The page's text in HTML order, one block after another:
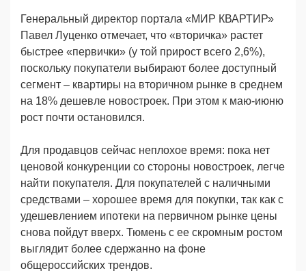
Генеральный директор портала «МИР КВАРТИР»
Павел Луценко отмечает, что «вторичка» растет
быстрее «первички» (у той прирост всего 2,6%),
поскольку покупатели выбирают более доступный
сегмент – квартиры на вторичном рынке в среднем
на 18% дешевле новостроек. При этом к маю-июню
рост почти остановился.
Для продавцов сейчас неплохое время: пока нет
ценовой конкуренции со стороны новостроек, легче
найти покупателя. Для покупателей с наличными
средствами – хорошее время для покупки, так как с
удешевлением ипотеки на первичном рынке цены
снова пойдут вверх. Тюмень с ее скромным ростом
выглядит более сдержанно на фоне
общероссийских трендов.